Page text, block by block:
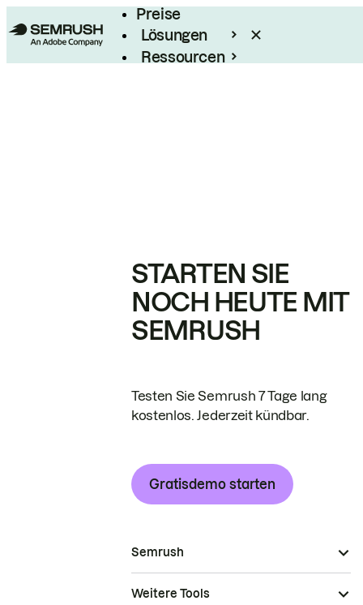
Preise
Lösungen
Ressourcen
STARTEN SIE
NOCH HEUTE MIT
SEMRUSH
Testen Sie Semrush 7 Tage lang
kostenlos. Jederzeit kündbar.
Gratisdemo starten
Semrush
Weitere Tools